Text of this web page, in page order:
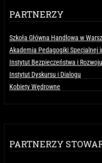
PARTNERZY
Szkoła Główna Handlowa w
Akademia Pedagogiki Specjalnej
Instytut Bezpieczeństwa i
Instytut Dyskursu i Dialogu
Kobiety Wędrowne
PARTNERZY